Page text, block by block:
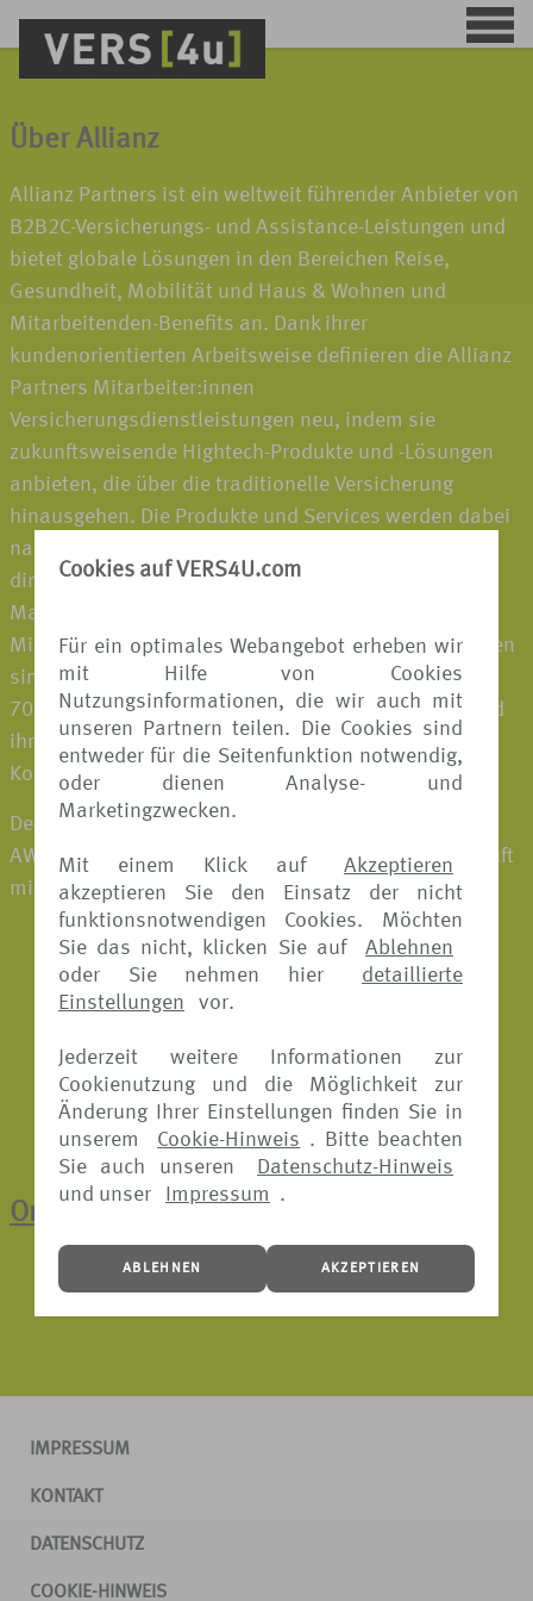
Cookies auf VERS4U.com
Für ein optimales Webangebot erheben wir
mit Hilfe von Cookies
Nutzungsinformationen, die wir auch mit
unseren Partnern teilen. Die Cookies sind
entweder für die Seitenfunktion notwendig,
oder dienen Analyse- und
Marketingzwecken.
Mit einem Klick auf
Akzeptieren
akzeptieren Sie den Einsatz der nicht
funktionsnotwendigen Cookies. Möchten
Sie das nicht, klicken Sie auf
Ablehnen
oder Sie nehmen hier
detaillierte
Einstellungen
vor.
Jederzeit weitere Informationen zur
Cookienutzung und die Möglichkeit zur
Änderung Ihrer Einstellungen finden Sie in
unserem
Cookie-Hinweis . Bitte beachten
Sie auch unseren
Datenschutz-Hinweis
und unser
Impressum .
ABLEHNEN AKZEPTIEREN
Über Allianz
Allianz Partners ist ein weltweit führender Anbieter von
B2B2C-Versicherungs- und Assistance-Leistungen und
bietet globale Lösungen in den Bereichen Reise,
Gesundheit, Mobilität und Haus & Wohnen und
Mitarbeitenden-Benefits an. Dank ihrer
kundenorientierten Arbeitsweise definieren die Allianz
Partners Mitarbeiter:innen
Versicherungsdienstleistungen neu, indem sie
zukunftsweisende Hightech-Produkte und -Lösungen
anbieten, die über die traditionelle Versicherung
hinausgehen. Die Produkte und Services werden dabei
nahtlos in das Geschäft der Partner eingebettet oder
direkt an die Kund:innen verkauft und sind unter der
Marke Allianz erhältlich. Rund 21.900
Mitarbeiter:innen, die in mehr als 75 Ländern vertreten
sind, bearbeiten jährlich etwa 72,5 Millionen Fälle in
70 Sprachen. Damit bieten sie Geschäftspartnern und
ihren Kund:innen auf der ganzen Welt Sicherheit und
Komfort – nur einen Klick entfernt.
Der Allianz Reiseschutz wird in Deutschland von der
AWP P&C S.A., Niederlassung für Deutschland verkauft
mit Sitz in der Königinstr. 28 in München.
Online-Schadenmeldung
IMPRESSUM
KONTAKT
DATENSCHUTZ
COOKIE-HINWEIS